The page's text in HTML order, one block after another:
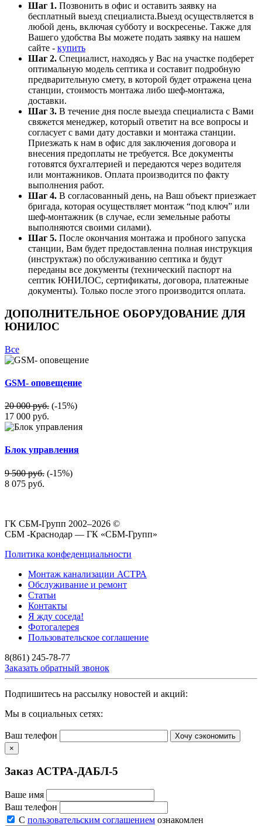
Шаг 1. Позвонить в офис и оставить заявку на
бесплатный выезд специалиста.Выезд осуществляется в
любой день, включая субботу и воскресенье. Также для
Вашего удобства Вы можете подать заявку на нашем
сайте - купить
Шаг 2. Специалист, находясь у Вас на участке подберет
оптимальную модель септика и составит подробную
предварительную смету, в которой будет отражена цена
станции, стоимость монтажа либо шеф-монтажа,
доставки.
Шаг 3. В течение дня после выезда специалиста с Вами
свяжется менеджер, который ответит на все вопросы и
согласует с вами дату доставки и монтажа станции.
Приезжать к нам в офис для заключения договора и
внесения предоплаты не требуется. Все документы
готовятся бухгалтерией и передаются через водителя
или монтажников. Оплата производится по факту
выполнения работ.
Шаг 4. В согласованный день, на Ваш объект приезжает
бригада, которая осуществляет монтаж “под ключ” или
шеф-монтажник (в случае, если земельные работы
выполняются своими силами).
Шаг 5. После окончания монтажа и пробного запуска
станции, Вам будет предоставленна полная инструкция
(инструктаж) по обслуживанию септика и будут
переданы все документы (технический паспорт на
септик ЮНИЛОС, сертификаты, договора, платежные
документы). Только после этого производится оплата.
ДОПОЛНИТЕЛЬНОЕ ОБОРУДОВАНИЕ ДЛЯ
ЮНИЛОС
Все
GSM- оповещение
20 000 руб. (-15%)
17 000 руб.
Блок управления
9 500 руб. (-15%)
8 075 руб.
ГК СБМ-Групп 2002–2026 ©
СБМ -Краснодар — ГК «СБМ-Групп»
Политика конфеденциальности
Монтаж канализации АСТРА
Обслуживание и ремонт
Статьи
Контакты
Я жду соседа!
Фотогалерея
Пользовательское соглашение
8(861) 245-78-77
Заказать обратный звонок
Подпишитесь на рассылку новостей и акций:
Мы в социальных сетях:
Ваш телефон
Хочу сэкономить
×
Заказ АСТРА-ДАБЛ-5
Ваше имя
Ваш телефон
С пользовательским соглашением ознакомлен